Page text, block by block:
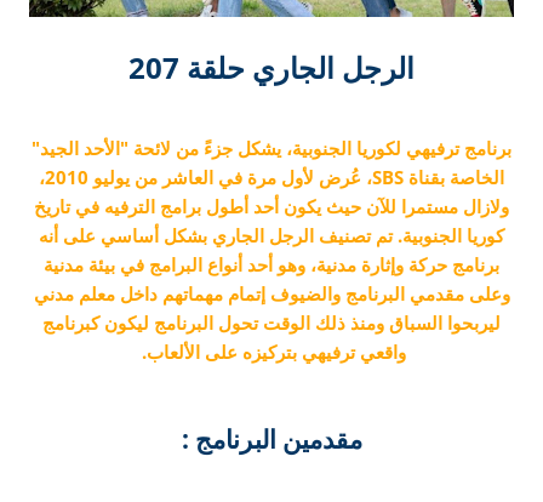
الرجل الجاري حلقة 207
برنامج ترفيهي لكوريا الجنوبية، يشكل جزءً من لائحة "الأحد الجيد"
الخاصة بقناة SBS، عُرض لأول مرة في العاشر من يوليو 2010،
ولازال مستمرا للآن حيث يكون أحد أطول برامج الترفيه في تاريخ
كوريا الجنوبية. تم تصنيف الرجل الجاري بشكل أساسي على أنه
برنامج حركة وإثارة مدنية، وهو أحد أنواع البرامج في بيئة مدنية
وعلى مقدمي البرنامج والضيوف إتمام مهماتهم داخل معلم مدني
ليربحوا السباق ومنذ ذلك الوقت تحول البرنامج ليكون كبرنامج
واقعي ترفيهي بتركيزه على الألعاب.
مقدمين البرنامج :